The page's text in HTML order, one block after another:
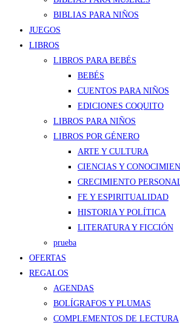
BIBLIAS PARA NIÑOS
JUEGOS
LIBROS
LIBROS PARA BEBÉS
BEBÉS
CUENTOS PARA NIÑOS
EDICIONES COQUITO
LIBROS PARA NIÑOS
LIBROS POR GÉNERO
ARTE Y CULTURA
CIENCIAS Y
CRECIMIENTO
FE Y ESPIRITUALIDAD
HISTORIA Y POLÍTICA
LITERATURA Y FICCIÓN
prueba
OFERTAS
REGALOS
AGENDAS
BOLÍGRAFOS Y PLUMAS
COMPLEMENTOS DE LECTURA